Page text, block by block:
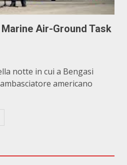
Air-Ground Task
notte in cui a Bengasi
americano